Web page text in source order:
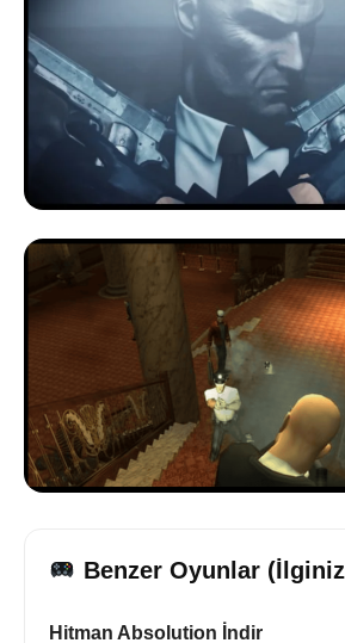
Benzer Oyunlar
Hitman Absolution İndir